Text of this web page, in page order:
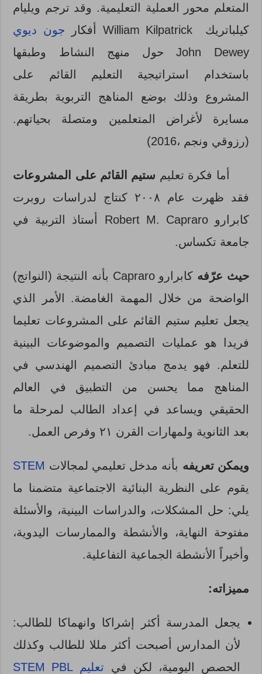
المتعلم محور العملية التعليمية. وقد ترجم ويليام
كيلباتريك William Kilpatrick أفكار
جون ديوي
John Dewey حول منهج النشاط وطبقها
باستخدام استراتيجية التعليم القائم على
المشروع وذلك بوضع المناهج التربوية بطريقة
مسايرة لأغراض المتعلمين ومتصلة بحياتهم.
(رزوقي ونجم ،2016)
أما فكرة تعليم ستیم القائم على المشروعات
فقد ظهرت عام ۲۰۰۸ كنتاج لدراسات روبرت
كابرارو Robert M. Capraro أستاذ التربية في
جامعة تكساس.
حيث عرّفه
كابرارو Capraro بأنه النتيجة (النواتج)
الواضحة من خلال المهمة الغامضة. الأمر الذي
يجعل تعليم ستيم القائم على المشروعات تعليما
فريدا هو عمليات التصميم والموضوعات البينية
للتعلم. فهو يدمج مبادئ التصميم الهندسي في
المناهج مما يحسن من التطبيق في العالم
الحقيقي ويساعد في إعداد الطالب لمرحلة ما
بعد الثانوية ولمهارات القرن ۲۱ وفرص العمل.
ويمكن تعريفه بأنه مدخل تعليمي لمجالات STEM
يقوم على النظرية البنائية الاجتماعية متضمنا ما
يلي: حل المشكلات، والدراسات البينية، والأسئلة
مفتوحة النهاية، والأنشطة والممارسات اليدوية،
وأخيراً الأنشطة الجماعية التفاعلية.
مميزاته:
يجعل المدرسة أكثر إشراكا وانهماكا للطالب:
لأن المدارس أصبحت أكثر مللا للطالب وكذلك
الحصص اليومية، لكن في تعليم STEM PBL